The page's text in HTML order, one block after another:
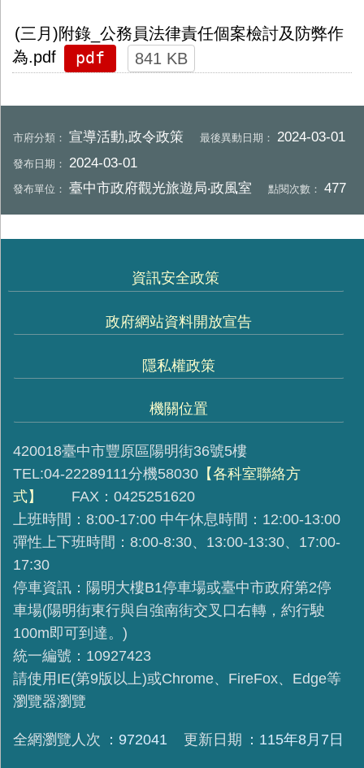
(三月)附錄_公務員法律責任個案檢討及防弊作
為.pdf
pdf 841 KB
市府分類：宣導活動,政令政策 最後異動日期：2024-03-01
發布日期： 2024-03-01
發布單位：臺中市政府觀光旅遊局‧政風室 點閱次數：477
資訊安全政策
政府網站資料開放宣告
隱私權政策
機關位置
420018臺中市豐原區陽明街36號5樓
TEL:04-22289111分機58030 【各科室聯絡方
式】
FAX：0425251620
上班時間：8:00-17:00 中午休息時間：12:00-13:00
彈性上下班時間：8:00-8:30、13:00-13:30、17:00-
17:30
停車資訊：陽明大樓B1停車場或臺中市政府第2停
車場(陽明街東行與自強南街交叉口右轉，約行駛
100m即可到達。)
統一編號：10927423
請使用IE(第9版以上)或Chrome、FireFox、Edge等
瀏覽器瀏覽
全網瀏覽人次 972041 更新日期 115年8月7日